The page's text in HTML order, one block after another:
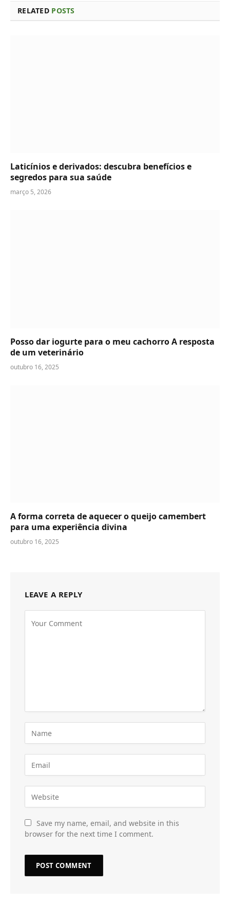
RELATED POSTS
Laticínios e derivados: descubra benefícios e
segredos para sua saúde
março 5, 2026
Posso dar iogurte para o meu cachorro A resposta
de um veterinário
outubro 16, 2025
A forma correta de aquecer o queijo camembert
para uma experiência divina
outubro 16, 2025
LEAVE A REPLY
Save my name, email, and website in this
browser for the next time I comment.